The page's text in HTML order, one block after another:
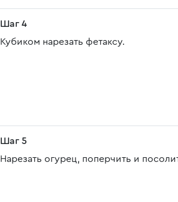
Шаг 4
Кубиком нарезать фетаксу.
Шаг 5
Нарезать огурец, поперчить и